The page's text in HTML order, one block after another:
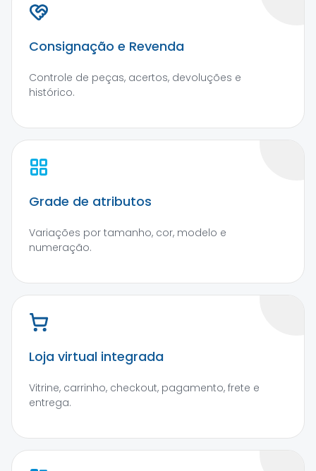
Consignação e Revenda
Controle de peças, acertos, devoluções e
histórico.
Grade de atributos
Variações por tamanho, cor, modelo e
numeração.
Loja virtual integrada
Vitrine, carrinho, checkout, pagamento, frete e
entrega.